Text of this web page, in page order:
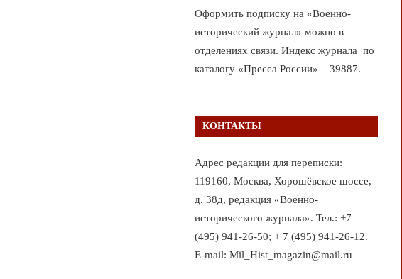
Оформить подписку на «Военно-
исторический журнал» можно в
отделениях связи. Индекс журнала по
каталогу «Пресса России» – 39887.
КОНТАКТЫ
Адрес редакции для переписки:
119160, Москва, Хорошёвское шоссе,
д. 38д, редакция «Военно-
исторического журнала». Тел.: +7
(495) 941-26-50; + 7 (495) 941-26-12.
E-mail: Mil_Hist_magazin@mail.ru